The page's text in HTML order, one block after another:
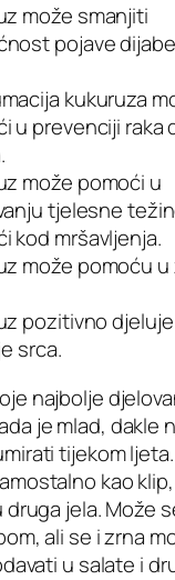
može smanjiti
pojave
kukuruza
u prevenciji raka
može pomoći u
tjelesne
kod mršavljenja.
može pomoću
pozitivno
srca.
najbolje
je mlad, dakle
tijekom
kao
druga jela. Može
ali se i zrna
u salate i